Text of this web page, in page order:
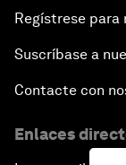
Regístrese
Suscríbase a
Contacte con
Enlaces